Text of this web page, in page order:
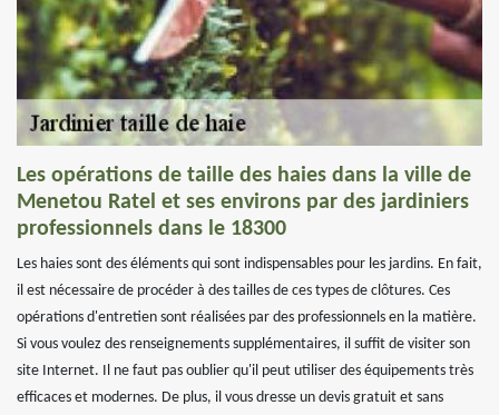
Les opérations de taille des haies dans la ville de
Menetou Ratel et ses environs par des jardiniers
professionnels dans le 18300
Les haies sont des éléments qui sont indispensables pour les jardins. En fait,
il est nécessaire de procéder à des tailles de ces types de clôtures. Ces
opérations d'entretien sont réalisées par des professionnels en la matière.
Si vous voulez des renseignements supplémentaires, il suffit de visiter son
site Internet. Il ne faut pas oublier qu'il peut utiliser des équipements très
efficaces et modernes. De plus, il vous dresse un devis gratuit et sans